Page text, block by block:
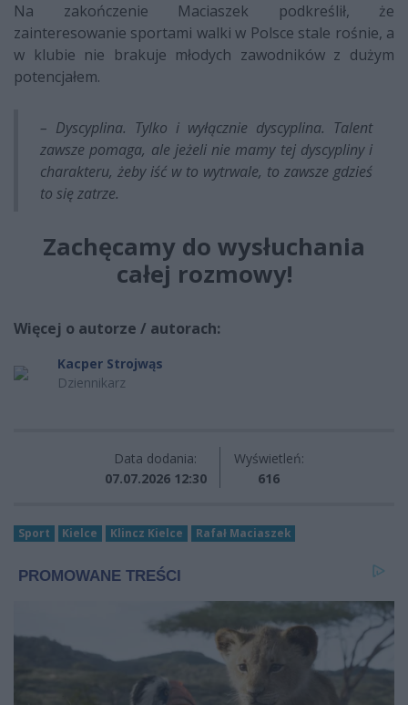
Na zakończenie Maciaszek podkreślił, że
zainteresowanie sportami walki w Polsce stale rośnie, a
w klubie nie brakuje młodych zawodników z dużym
potencjałem.
– Dyscyplina. Tylko i wyłącznie dyscyplina. Talent
zawsze pomaga, ale jeżeli nie mamy tej dyscypliny i
charakteru, żeby iść w to wytrwale, to zawsze gdzieś
to się zatrze.
Zachęcamy do wysłuchania
całej rozmowy!
Więcej o autorze / autorach:
Kacper Strojwąs
Dziennikarz
Data dodania:
07.07.2026 12:30
Wyświetleń:
616
Sport Kielce Klincz Kielce Rafał Maciaszek